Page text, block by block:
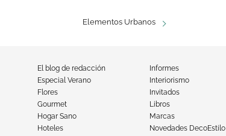
Elementos Urbanos
El blog de redacción
Especial Verano
Flores
Gourmet
Hogar Sano
Hoteles
Informes
Interiorismo
Invitados
Libros
Marcas
Novedades DecoEstilo